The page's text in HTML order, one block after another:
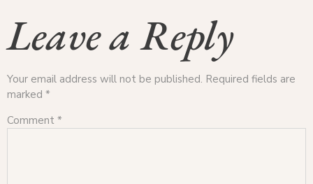
Leave a Reply
Your email address will not be published. Required fields are
marked *
Comment *